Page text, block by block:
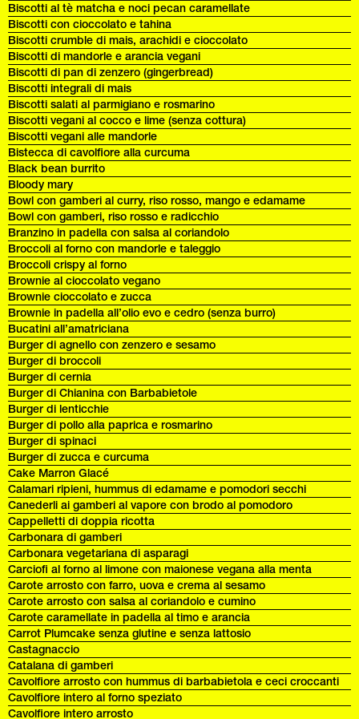
Biscotti al tè matcha e noci pecan caramellate
Biscotti con cioccolato e tahina
Biscotti crumble di mais, arachidi e cioccolato
Biscotti di mandorle e arancia vegani
Biscotti di pan di zenzero (gingerbread)
Biscotti integrali di mais
Biscotti salati al parmigiano e rosmarino
Biscotti vegani al cocco e lime (senza cottura)
Biscotti vegani alle mandorle
Bistecca di cavolfiore alla curcuma
Black bean burrito
Bloody mary
Bowl con gamberi al curry, riso rosso, mango e edamame
Bowl con gamberi, riso rosso e radicchio
Branzino in padella con salsa al coriandolo
Broccoli al forno con mandorle e taleggio
Broccoli crispy al forno
Brownie al cioccolato vegano
Brownie cioccolato e zucca
Brownie in padella all’olio evo e cedro (senza burro)
Bucatini all’amatriciana
Burger di agnello con zenzero e sesamo
Burger di broccoli
Burger di cernia
Burger di Chianina con Barbabietole
Burger di lenticchie
Burger di pollo alla paprica e rosmarino
Burger di spinaci
Burger di zucca e curcuma
Cake Marron Glacé
Calamari ripieni, hummus di edamame e pomodori secchi
Canederli ai gamberi al vapore con brodo al pomodoro
Cappelletti di doppia ricotta
Carbonara di gamberi
Carbonara vegetariana di asparagi
Carciofi al forno al limone con maionese vegana alla menta
Carote arrosto con farro, uova e crema al sesamo
Carote arrosto con salsa al coriandolo e cumino
Carote caramellate in padella al timo e arancia
Carrot Plumcake senza glutine e senza lattosio
Castagnaccio
Catalana di gamberi
Cavolfiore arrosto con hummus di barbabietola e ceci croccanti
Cavolfiore intero al forno speziato
Cavolfiore intero arrosto